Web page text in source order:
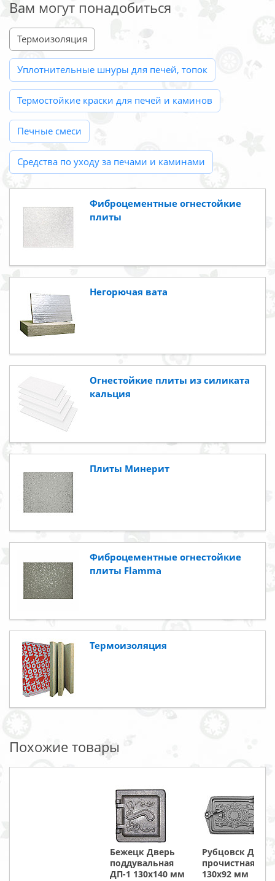
Вам могут понадобиться
Термоизоляция
Уплотнительные шнуры для печей, топок
Термостойкие краски для печей и каминов
Печные смеси
Средства по уходу за печами и каминами
Фиброцементные огнестойкие
плиты
Негорючая вата
Огнестойкие плиты из силиката
кальция
Плиты Минерит
Фиброцементные огнестойкие
плиты Flamma
Термоизоляция
Похожие товары
Бежецк Дверь
поддувальная
ДП-1 130x140 мм
Рубцовск
прочистная
130x92 мм